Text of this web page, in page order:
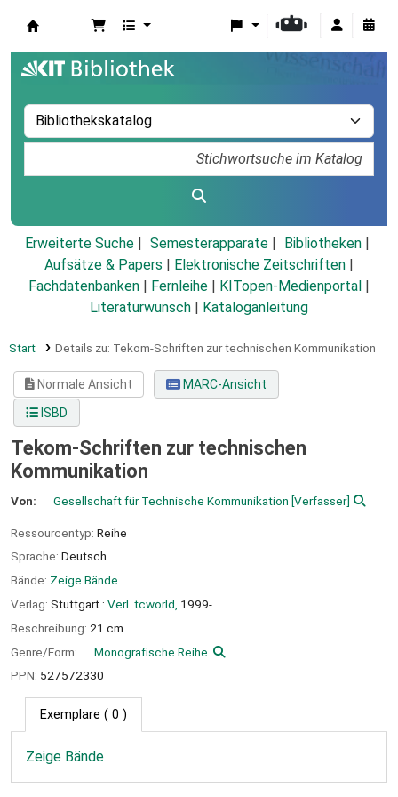
Erweiterte Suche Semesterapparate
Bibliotheken
Aufsätze & Papers
Elektronische Zeitschriften
Fachdatenbanken
Fernleihe KITopen-Medienportal
Literaturwunsch
Kataloganleitung
Start Details zu: Tekom-Schriften zur technischen Kommunikation
Normale Ansicht
MARC-Ansicht
ISBD
Tekom-Schriften zur technischen
Kommunikation
Von: Gesellschaft für Technische Kommunikation [Verfasser]
Ressourcentyp: Reihe
Sprache: Deutsch
Bände: Zeige Bände
Verlag: Stuttgart : Verl. tcworld, 1999-
Beschreibung: 21 cm
Genre/Form:
Monografische Reihe
PPN: 527572330
Exemplare ( 0 )
Zeige Bände